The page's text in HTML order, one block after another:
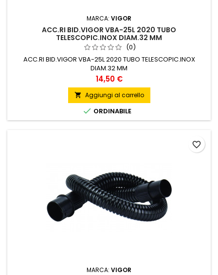
MARCA: VIGOR
ACC.RI BID.VIGOR VBA-25L 2020 TUBO
TELESCOPIC.INOX DIAM.32 MM
(0)
ACC.RI BID.VIGOR VBA-25L 2020 TUBO TELESCOPIC.INOX
DIAM.32 MM
Prezzo
14,50 €
 Aggiungi al carrello
 ORDINABILE
MARCA: VIGOR
favorite_border